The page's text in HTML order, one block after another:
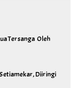
Tersanga Oleh
Diiringi